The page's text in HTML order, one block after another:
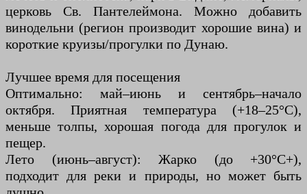
церковь Св. Пантелеймона. Можно добавить
винодельни (регион производит хорошие вина) и
короткие круизы/прогулки по Дунаю.
Лучшее время для посещения
Оптимально: май–июнь и сентябрь–начало
октября. Приятная температура (+18–25°C),
меньше толпы, хорошая погода для прогулок и
пещер.
Лето (июнь–август): Жарко (до +30°C+),
подходит для реки и природы, но может быть